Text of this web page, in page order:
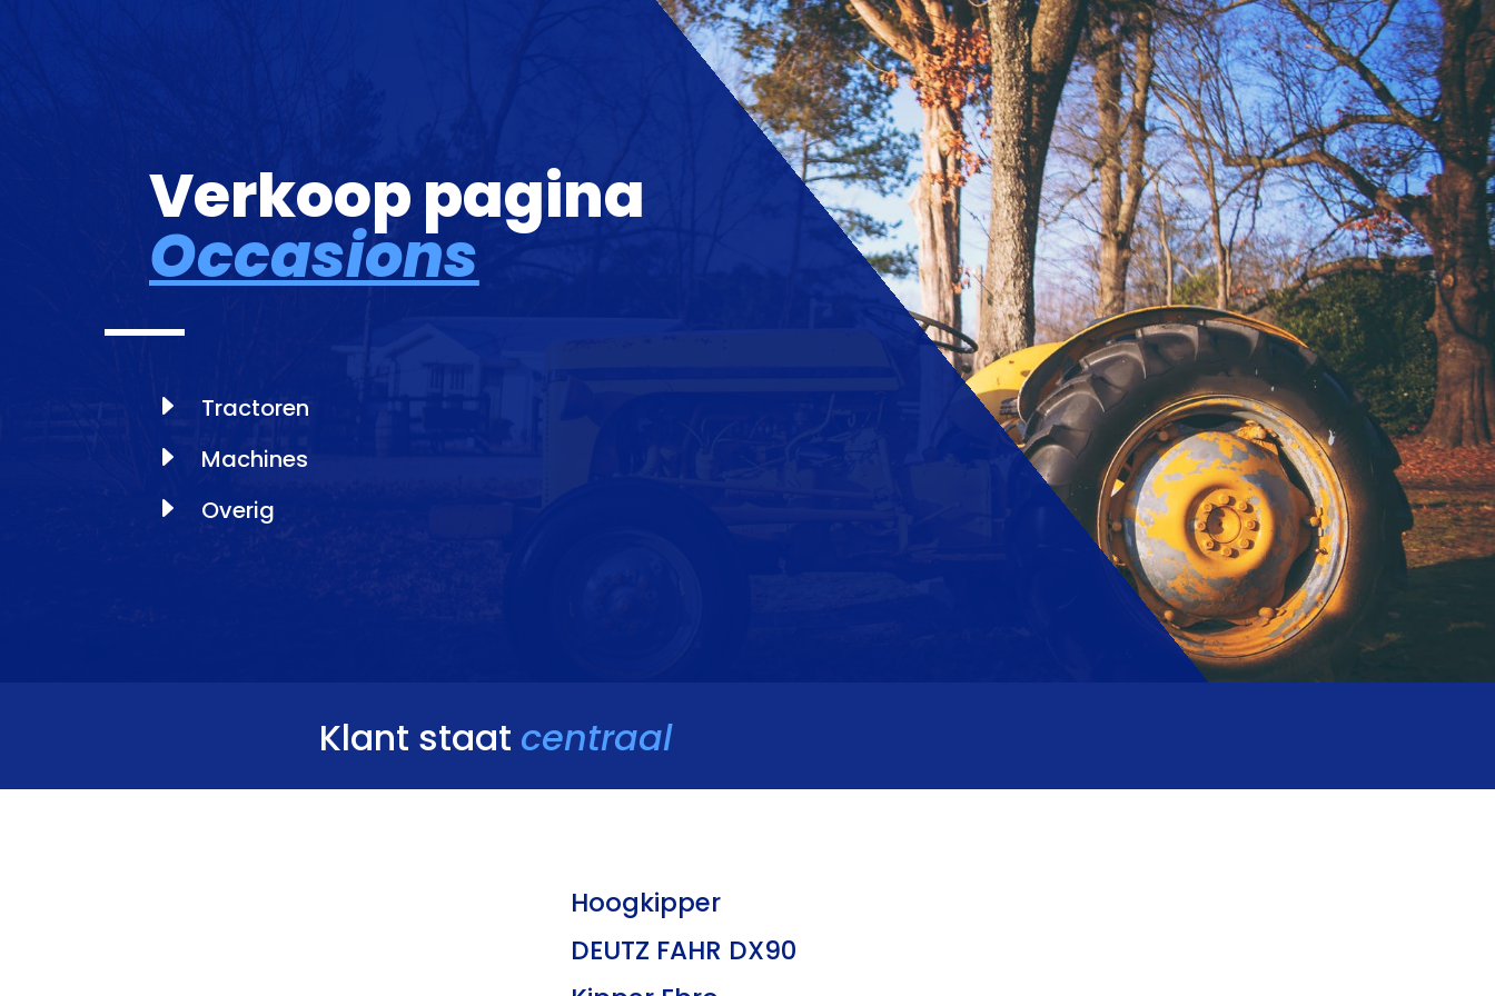
Verkoop pagina
Occasions
E Tractoren
E Machines
E Overig
Klant staat centraal
Hoogkipper
DEUTZ FAHR DX90